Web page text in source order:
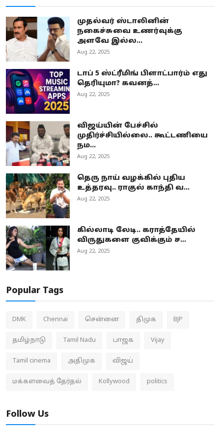
முதல்வர் ஸ்டாலினின்
நகைச்சுவை உணர்வுக்கு
அளவே இல்ல...
Aug 22, 2025
டாப் 5 ஸ்ட்ரீமிங் பிளாட்பார்ம் எது
தெரியுமா? கவனத்...
Aug 22, 2025
விஜய்யின் பேச்சில்
முதிர்ச்சியில்லை.. கூட்டணியை
நம...
Aug 22, 2025
தெரு நாய் வழக்கில் புதிய
உத்தரவு.. ராகுல் காந்தி வ...
Aug 22, 2025
கில்லாடி லேடி.. கராத்தேயில்
விருதுகளை குவிக்கும் ச...
Aug 22, 2025
Popular Tags
DMK Chennai சென்னை திமுக BJP
தமிழ்நாடு Tamil Nadu பாஜக Vijay
Tamil cinema அதிமுக விஜய்
மக்களவைத் தேர்தல் Kollywood politics
Follow Us